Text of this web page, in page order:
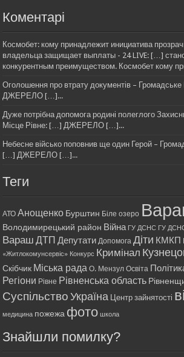
Коментарі
Космобет: кому принадлежит инициатива
владельца защищает выплаты - 24 LIVE: […]
конкурентным преимуществом. Космобет кому
Оголошення про втрату документів –
ДЖЕРЕЛО […]...
Дуже потрібна допомога родині полеглого
Місце Рівне: […] ДЖЕРЕЛО […]...
Небесне військо поповнив ще один Герой –
[…] ДЖЕРЕЛО […]...
Теги
АТО Анощенко Бурштин Біле озеро
Володимирецький район Війна ГУ ДСНС ГУ
Вараш ДТП Депутати Допомога Діти КМКП
«Житлокомунсервіс» Конкурс Кримінал
Скібчик Міська рада О. Мензул Освіта
Регіони Рівне Рівненська область
Суспільство Україна Центр зайнятості
медицина пожежа фото школа
Знайшли помилку?